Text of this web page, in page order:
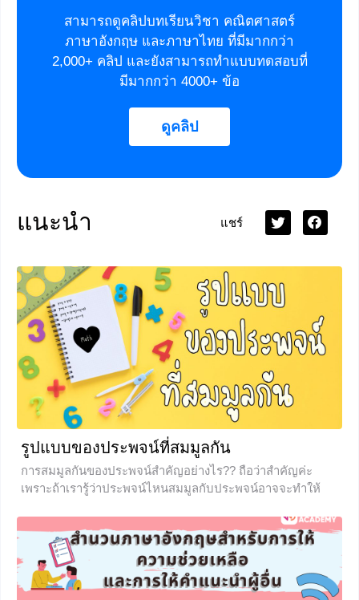
สามารถดูคลิปบทเรียนวิชา คณิตศาสตร์
ภาษาอังกฤษ และภาษาไทย ที่มีมากกว่า
2,000+ คลิป และยังสามารถทำแบบทดสอบที่
มีมากกว่า 4000+ ข้อ
ดูคลิป
แนะนำ แชร์
รูปแบบของประพจน์ที่สมมูลกัน
การสมมูลกันของประพจน์สำคัญอย่างไร?? ถือว่าสำคัญค่ะ
เพราะถ้าเรารู้ว่าประพจน์ไหนสมมูลกับประพจน์อาจจะทำให้
หลังจากอ่านบทความนี้จบ น้องๆจะสามารถทำแบบฝึกหัดเรื่อง
การสมมูลได้และพร้อมทำข้อสอบได้แน่นอน
+28